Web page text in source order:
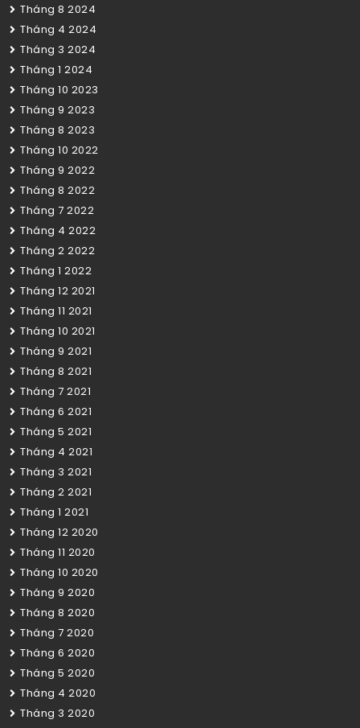
Tháng 8 2024
Tháng 4 2024
Tháng 3 2024
Tháng 1 2024
Tháng 10 2023
Tháng 9 2023
Tháng 8 2023
Tháng 10 2022
Tháng 9 2022
Tháng 8 2022
Tháng 7 2022
Tháng 4 2022
Tháng 2 2022
Tháng 1 2022
Tháng 12 2021
Tháng 11 2021
Tháng 10 2021
Tháng 9 2021
Tháng 8 2021
Tháng 7 2021
Tháng 6 2021
Tháng 5 2021
Tháng 4 2021
Tháng 3 2021
Tháng 2 2021
Tháng 1 2021
Tháng 12 2020
Tháng 11 2020
Tháng 10 2020
Tháng 9 2020
Tháng 8 2020
Tháng 7 2020
Tháng 6 2020
Tháng 5 2020
Tháng 4 2020
Tháng 3 2020